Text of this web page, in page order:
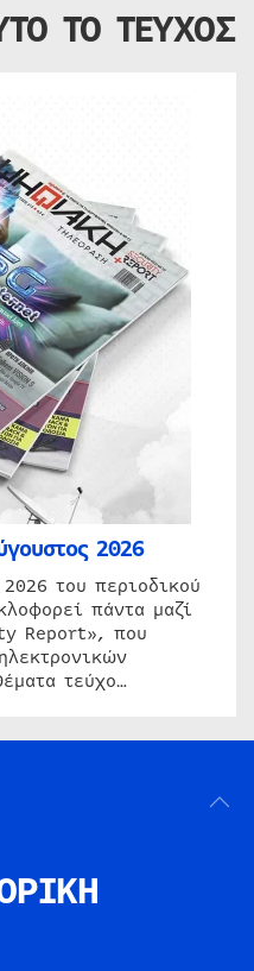
ΤΟ ΤΕΥΧΟΣ
2026
του περιοδικού
πάντα μαζί
Report», που
τεύχο…